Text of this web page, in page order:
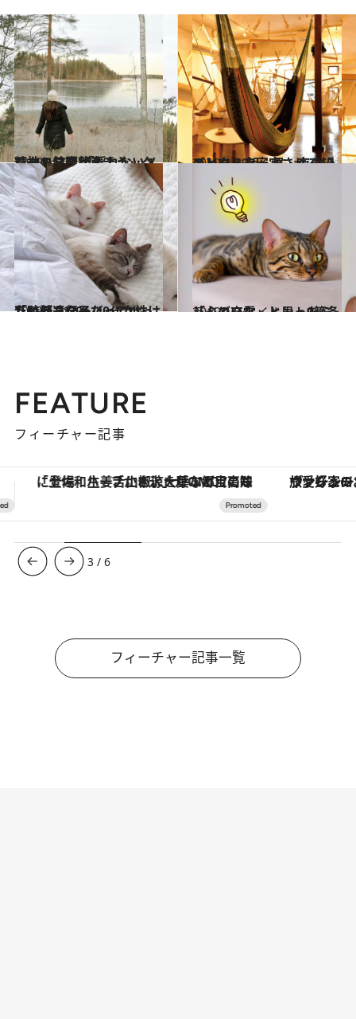
2019.1.23
精神の健康状態チェックシート公開 「揺れないメンタル」に整えよう
ライフスタイル 2019.1.29
メンタルを安定させる12のヒント 朝・昼・夜の過ごし方
ライフスタイル
2019.1.28
「時計遺伝子」っていったい何？ 30～40代女性は乱れがちなんだって！
ライフスタイル 2019.1.24
しんどいな、と思ったら 「心の充電」ヒント9箇条
ライフスタイル
FEATURE
フィーチャー記事
ヴァシュロン・コンスタンタン「オーヴァーシーズ・オートマティック」。旅愛好家のお気に入りコレクションから、ジェンダーレスな新作が登場
3 /6
フィーチャー記事一覧